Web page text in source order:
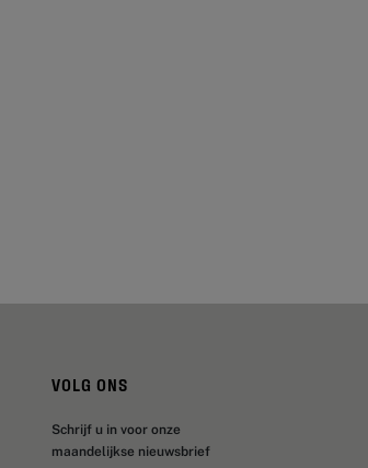
VOLG ONS
Schrijf u in voor onze
maandelijkse nieuwsbrief